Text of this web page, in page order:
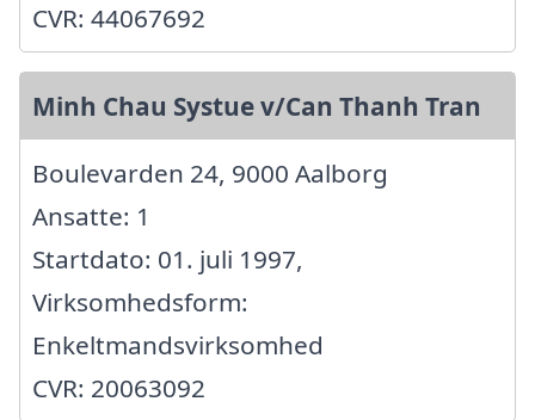
CVR: 44067692
Minh Chau Systue v/Can Thanh Tran
Boulevarden 24, 9000 Aalborg
Ansatte: 1
Startdato: 01. juli 1997,
Virksomhedsform:
Enkeltmandsvirksomhed
CVR: 20063092